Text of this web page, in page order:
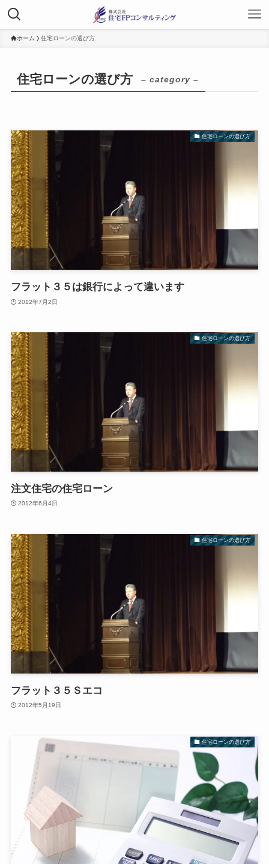
ホーム 住宅ローンの選び方
住宅ローンの選び方 – category –
住宅ローンの選び方
フラット３５は銀行によって違います
2012年7月2日
住宅ローンの選び方
注文住宅の住宅ローン
2012年6月4日
住宅ローンの選び方
フラット３５Ｓエコ
2012年5月19日
住宅ローンの選び方